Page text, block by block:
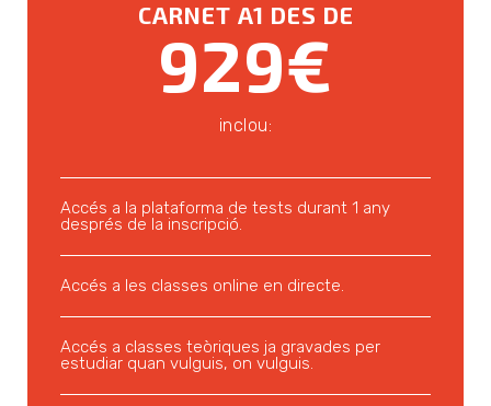
CARNET A1 DES DE
929€
inclou:
Accés a la plataforma de tests durant 1 any
després de la inscripció.
Accés a les classes online en directe.
Accés a classes teòriques ja gravades per
estudiar quan vulguis, on vulguis.